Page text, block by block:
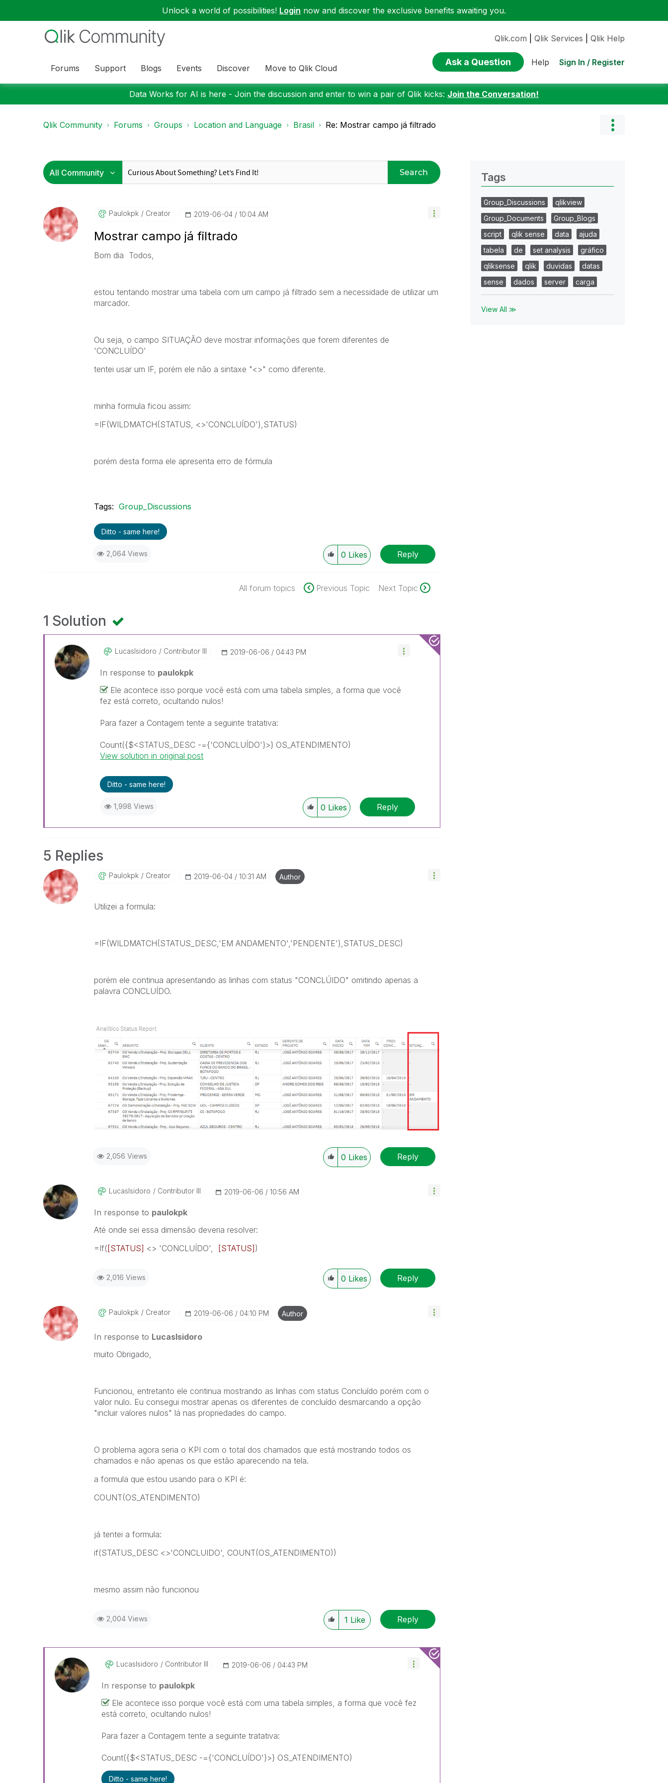
Unlock a world of possibilities! Login now and discover the exclusive benefits awaiting you.
Forums Support Blogs Events Discover Move to Qlik Cloud
Qlik.com Qlik Services Qlik Help
Ask a Question Help Sign In / Register
Data Works for AI is here - Join the discussion and enter to win a pair of Qlik kicks: Join the Conversation!
Qlik Community Forums Groups Location and Language Brasil Re: Mostrar campo já filtrado
Search
Paulokpk Creator ‎2019-06-04 10:04 AM
Mostrar campo já filtrado
Bom dia Todos,
estou tentando mostrar uma tabela com um campo já filtrado sem a necessidade de utilizar um
marcador.
Ou seja, o campo SITUAÇÃO deve mostrar informações que forem diferentes de
'CONCLUÍDO'
tentei usar um IF, porém ele não a sintaxe "<>" como diferente.
minha formula ficou assim:
=IF(WILDMATCH(STATUS, <>'CONCLUÍDO'),STATUS)
porém desta forma ele apresenta erro de fórmula
Tags: Group_Discussions
Ditto - same here!
2,064 Views 0 Likes Reply
All forum topics Previous Topic Next Topic
1 Solution
LucasIsidoro Contributor III ‎2019-06-06 04:43 PM
In response to paulokpk
Ele acontece isso porque você está com uma tabela simples, a forma que você
fez está correto, ocultando nulos!
Para fazer a Contagem tente a seguinte tratativa:
Count({$<STATUS_DESC -={'CONCLUÍDO'}>} OS_ATENDIMENTO)
View solution in original post
Ditto - same here!
1,998 Views 0 Likes Reply
5 Replies
Paulokpk Creator ‎2019-06-04 10:31 AM Author
Utilizei a formula:
=IF(WILDMATCH(STATUS_DESC,'EM ANDAMENTO','PENDENTE'),STATUS_DESC)
porém ele continua apresentando as linhas com status "CONCLÚIDO" omitindo apenas a
palavra CONCLUÍDO.
2,056 Views 0 Likes Reply
LucasIsidoro Contributor III ‎2019-06-06 10:56 AM
In response to paulokpk
Até onde sei essa dimensão deveria resolver:
=If( [STATUS] <> 'CONCLUÍDO', [STATUS] )
2,016 Views 0 Likes Reply
Paulokpk Creator ‎2019-06-06 04:10 PM Author
In response to LucasIsidoro
muito Obrigado,
Funcionou, entretanto ele continua mostrando as linhas com status Concluído porém com o
valor nulo. Eu consegui mostrar apenas os diferentes de concluído desmarcando a opção
"incluir valores nulos" lá nas propriedades do campo.
O problema agora seria o KPI com o total dos chamados que está mostrando todos os
chamados e não apenas os que estão aparecendo na tela.
a formula que estou usando para o KPI é:
COUNT(OS_ATENDIMENTO)
já tentei a formula:
if(STATUS_DESC <>'CONCLUIDO', COUNT(OS_ATENDIMENTO))
mesmo assim não funcionou
2,004 Views 1 Like Reply
LucasIsidoro Contributor III ‎2019-06-06 04:43 PM
In response to paulokpk
Ele acontece isso porque você está com uma tabela simples, a forma que você fez
está correto, ocultando nulos!
Para fazer a Contagem tente a seguinte tratativa:
Count({$<STATUS_DESC -={'CONCLUÍDO'}>} OS_ATENDIMENTO)
Ditto - same here!
Tags
Group_Discussions
qlikview
Group_Documents
Group_Blogs
script
qlik sense data
ajuda
tabela
de set analysis
gráfico
qliksense
qlik duvidas
datas
sense
dados server carga
View All ≫